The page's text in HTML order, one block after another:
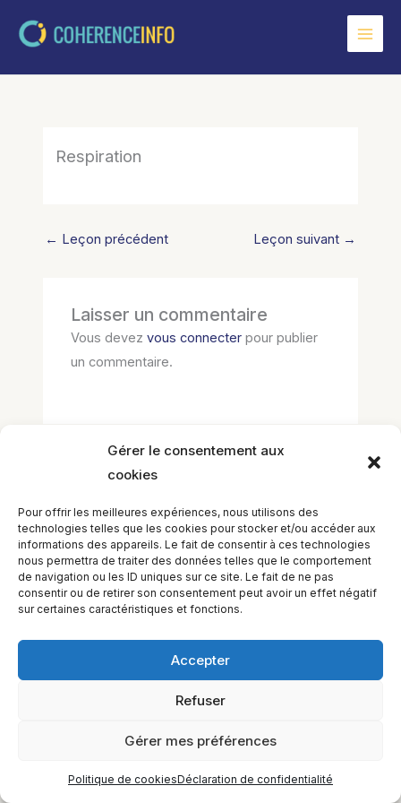
Gérer le consentement aux
cookies
Pour offrir les meilleures expériences, nous utilisons des
technologies telles que les cookies pour stocker et/ou accéder aux
informations des appareils. Le fait de consentir à ces technologies
nous permettra de traiter des données telles que le comportement
de navigation ou les ID uniques sur ce site. Le fait de ne pas
consentir ou de retirer son consentement peut avoir un effet négatif
sur certaines caractéristiques et fonctions.
Accepter
Refuser
Gérer mes préférences
Politique de cookiesDéclaration de confidentialité
Respiration
← Leçon précédent Leçon suivant →
Laisser un commentaire
Vous devezvous connecter pour publier
un commentaire.
EQUILIBIOS FORMATION Inc. 5748 9e Avenue, Montréal (QC)
H1Y 2J9 Canada